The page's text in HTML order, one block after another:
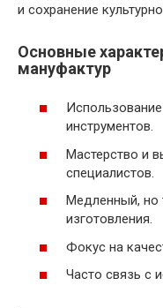
и сохранение
Основные
мануфактур
инструментов.
Мастерство и
специалистов.
Медленный, но
изготовления.
Фокус на
Часто связь с